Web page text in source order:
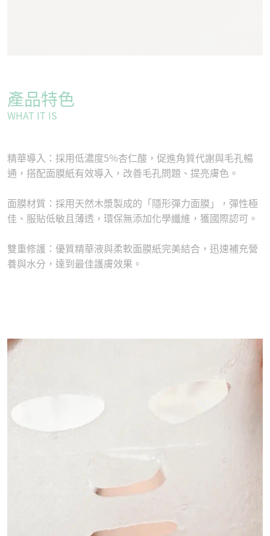
產品特色
WHAT IT IS
精華導入：採用低濃度5%杏仁酸，促進角質代謝與毛孔暢
通，搭配面膜紙有效導入，改善毛孔問題、提亮膚色。
面膜材質：採用天然木漿製成的「隱形彈力面膜」，彈性極
佳、服貼低敏且薄透，環保無添加化學纖維，獲國際認可。
雙重修護：優質精華液與柔軟面膜紙完美結合，迅速補充營
養與水分，達到最佳護膚效果。